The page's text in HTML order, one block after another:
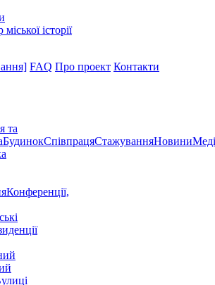
історії
FAQ Про проект Контакти
та
БудинокСпівпрацяСтажуванняНовини
Конференції,